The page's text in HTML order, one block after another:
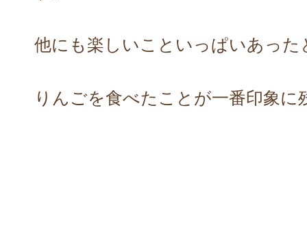
他にも楽しいこといっぱいあった
りんごを食べたことが一番印象に